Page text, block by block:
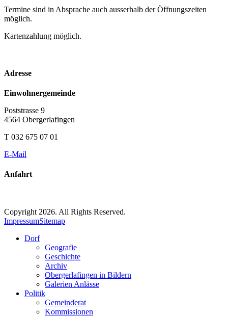
Termine sind in Absprache auch ausserhalb der Öffnungszeiten
möglich.
Kartenzahlung möglich.
Adresse
Einwohnergemeinde
Poststrasse 9
4564 Obergerlafingen
T 032 675 07 01
E-Mail
Anfahrt
Copyright 2026. All Rights Reserved.
ImpressumSitemap
Dorf
Geografie
Geschichte
Archiv
Obergerlafingen in Bildern
Galerien Anlässe
Politik
Gemeinderat
Kommissionen